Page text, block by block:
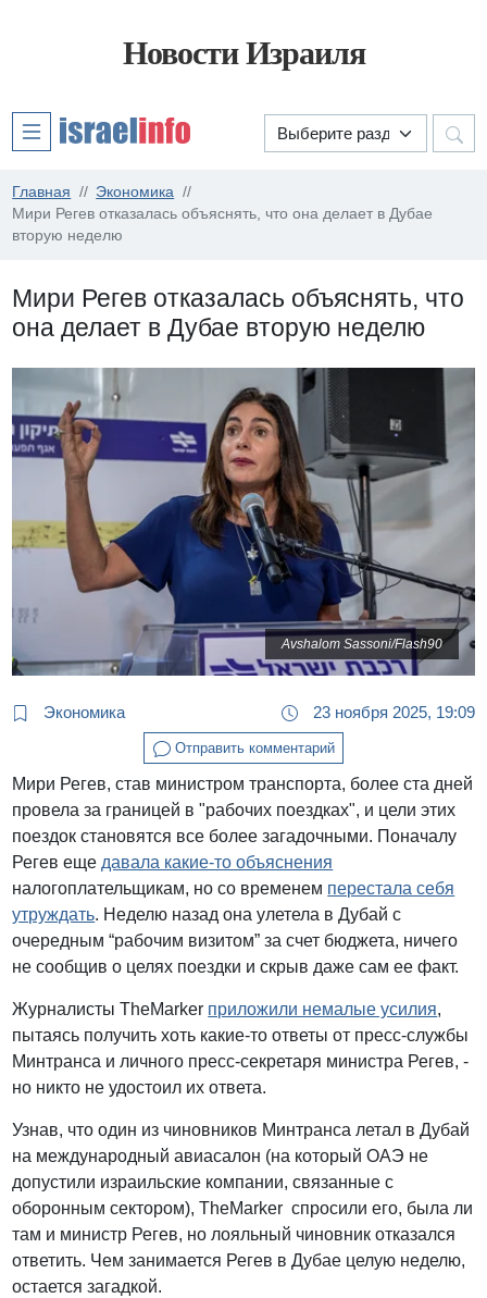
Новости Израиля
Главная
Экономика
Мири Регев отказалась объяснять, что она делает в Дубае
вторую неделю
Мири Регев отказалась объяснять, что
она делает в Дубае вторую неделю
Avshalom Sassoni/Flash90
Экономика 23 ноября 2025, 19:09
Отправить комментарий
Мири Регев, став министром транспорта, более ста дней
провела за границей в "рабочих поездках", и цели этих
поездок становятся все более загадочными. Поначалу
Регев еще давала какие-то объяснения
налогоплательщикам, но со временем перестала себя
утруждать. Неделю назад она улетела в Дубай с
очередным “рабочим визитом” за счет бюджета, ничего
не сообщив о целях поездки и скрыв даже сам ее факт.
Журналисты TheMarker приложили немалые усилия,
пытаясь получить хоть какие-то ответы от пресс-службы
Минтранса и личного пресс-секретаря министра Регев, -
но никто не удостоил их ответа.
Узнав, что один из чиновников Минтранса летал в Дубай
на международный авиасалон (на который ОАЭ не
допустили израильские компании, связанные с
оборонным сектором), TheMarker спросили его, была ли
там и министр Регев, но лояльный чиновник отказался
ответить. Чем занимается Регев в Дубае целую неделю,
остается загадкой.